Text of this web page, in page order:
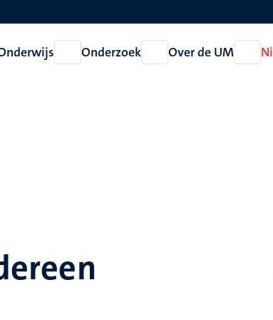
Open
Onderwijs
Onderzoek
Open
Onderzoek
Over de UM
Open
Over